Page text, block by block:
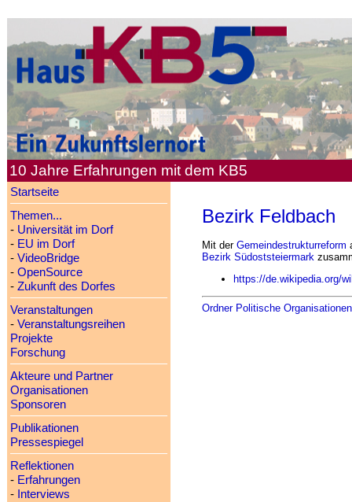
10 Jahre Erfahrungen mit dem KB5
Startseite
Themen...
- Universität im Dorf
- EU im Dorf
- VideoBridge
- OpenSource
- Zukunft des Dorfes
Veranstaltungen
- Veranstaltungsreihen
Projekte
Forschung
Akteure und Partner
Organisationen
Sponsoren
Publikationen
Pressespiegel
Reflektionen
- Erfahrungen
- Interviews
Bezirk Feldbach
Mit der Gemeindestrukturreform
Bezirk Südoststeiermark
https://de.wikipedia.org/
Ordner Politische Organisationen